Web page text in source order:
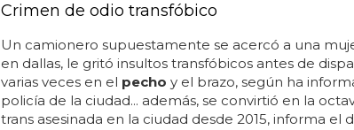
Crimen de odio transfóbico
Un camionero supuestamente se acercó a una
en dallas, le gritó insultos transfóbicos antes de
varias veces en el pecho y el brazo, según ha
policía de la ciudad... además, se convirtió en la
trans asesinada en la ciudad desde 2015, informa el